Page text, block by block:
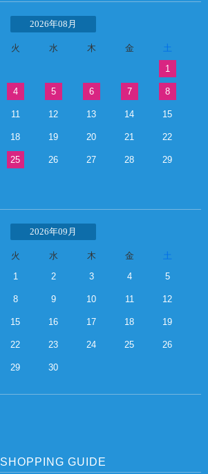
2026年08月
火 水 木 金
1
4 5 6 7 8
11 12 13 14 15
18 19 20 21 22
25 26 27 28 29
2026年09月
火 水 木 金
1
2 3 4 5
8 9 10 11 12
15 16 17 18 19
22 23 24 25 26
29 30
SHOPPING GUIDE